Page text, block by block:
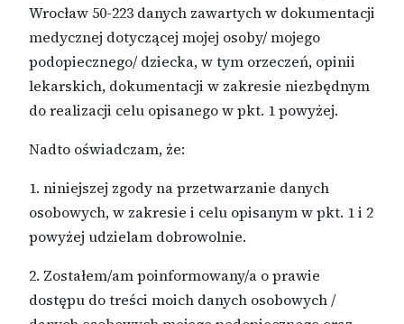
Wrocław 50-223 danych zawartych w dokumentacji
medycznej dotyczącej mojej osoby/ mojego
podopiecznego/ dziecka, w tym orzeczeń, opinii
lekarskich, dokumentacji w zakresie niezbędnym
do realizacji celu opisanego w pkt. 1 powyżej.
Nadto oświadczam, że:
1. niniejszej zgody na przetwarzanie danych
osobowych, w zakresie i celu opisanym w pkt. 1 i 2
powyżej udzielam dobrowolnie.
2. Zostałem/am poinformowany/a o prawie
dostępu do treści moich danych osobowych /